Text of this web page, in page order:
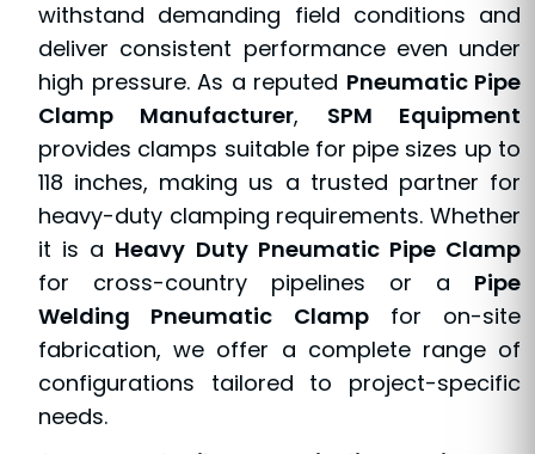
withstand demanding field conditions and
deliver consistent performance even under
high pressure. As a reputed Pneumatic Pipe
Clamp Manufacturer, SPM Equipment
provides clamps suitable for pipe sizes up to
118 inches, making us a trusted partner for
heavy-duty clamping requirements. Whether
it is a Heavy Duty Pneumatic Pipe Clamp
for cross-country pipelines or a Pipe
Welding Pneumatic Clampfor on-site
fabrication, we offer a complete range of
configurations tailored to project-specific
needs.